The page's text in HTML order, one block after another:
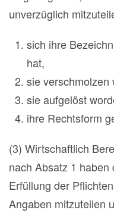
unverzüglich
sich ihre
hat,
sie verschmolzen
sie aufgelöst
ihre Rechtsform
(3) Wirtschaftlich
nach Absatz 1
Erfüllung der
Angaben mitzuteilen